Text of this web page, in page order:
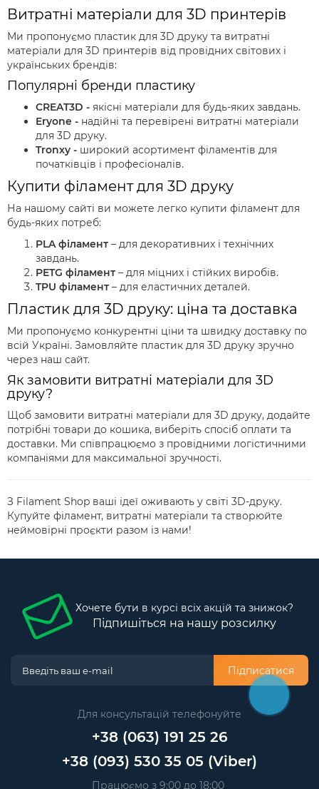
Витратні матеріали для 3D принтерів
Ми пропонуємо пластик для 3D друку та витратні
матеріали для 3D принтерів від провідних світових і
українських брендів:
Популярні бренди пластику
CREAT3D - якісні матеріали для будь-яких завдань.
Eryone - надійні та перевірені витратні матеріали
для 3D друку.
Tronxy - широкий асортимент філаментів для
початківців і професіоналів.
Купити філамент для 3D друку
На нашому сайті ви можете легко купити філамент для
будь-яких потреб:
PLA філамент – для декоративних і технічних
завдань.
PETG філамент – для міцних і стійких виробів.
TPU філамент – для еластичних деталей.
Пластик для 3D друку: ціна та доставка
Ми пропонуємо конкурентні ціни та швидку доставку по
всій Україні. Замовляйте пластик для 3D друку зручно
через наш сайт.
Як замовити витратні матеріали для 3D
друку?
Щоб замовити витратні матеріали для 3D друку, додайте
потрібні товари до кошика, виберіть спосіб оплати та
доставки. Ми співпрацюємо з провідними логістичними
компаніями для максимальної зручності.
З Filament Shop ваші ідеї оживають у світі 3D-друку.
Купуйте філамент, витратні матеріали та створюйте
неймовірні проєкти разом із нами!
Хочете бути в курсі всіх акцій та знижок?
Підпишіться на нашу розсилку
Підписатися
Для консультацій телефонуйте
+38 (063) 191 25 26
+38 (093) 530 35 05 (Viber)
Працюємо з 9:00 до 18:00